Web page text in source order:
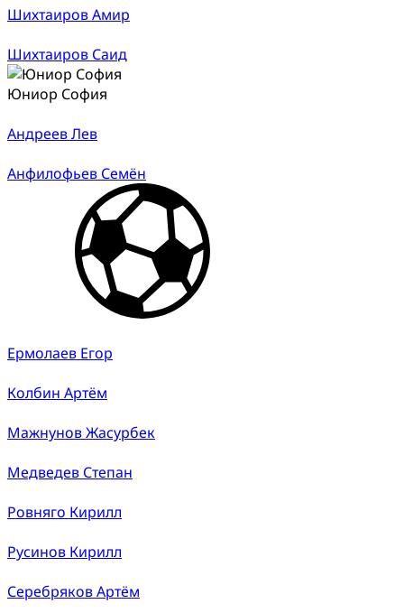
Шихтаиров Амир
Шихтаиров Саид
Юниор София
Андреев Лев
Анфилофьев Семён
Ермолаев Егор
Колбин Артём
Мажнунов Жасурбек
Медведев Степан
Ровняго Кирилл
Русинов Кирилл
Серебряков Артём